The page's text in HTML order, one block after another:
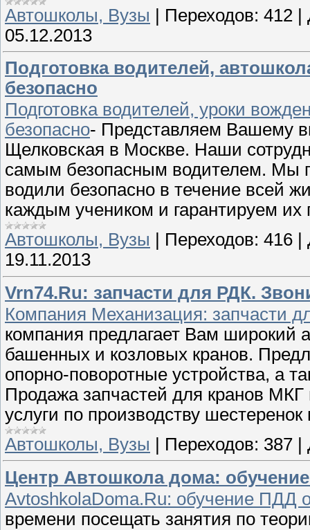
Автошколы, Вузы | Переходов: 412 |
05.12.2013
Подготовка водителей,
безопасно
Подготовка водителей, уроки
безопасно- Представляем Вашему
Щелковская в Москве. Наши
самым безопасным водителем. Мы
водили безопасно в течение всей
каждым учеником и гарантируем их
Автошколы, Вузы
Переходов: 416
19.11.2013
Vrn74.Ru: запчасти для РДК.
Компания Механизация: запчасти
компания предлагает Вам широкий
башенных и козловых кранов.
опорно-поворотные устройства, а
Продажа запчастей для кранов МКГ
услуги по производству
Автошколы, Вузы
Переходов: 387
Центр Автошкола дома:
AvtoshkolaDoma.Ru: обучение ПДД
времени посещать занятия по